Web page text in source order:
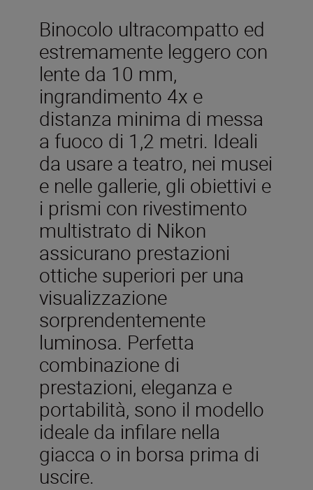
Binocolo ultracompatto ed
estremamente leggero con
lente da 10 mm,
ingrandimento 4x e
distanza minima di messa
a fuoco di 1,2 metri. Ideali
da usare a teatro, nei musei
e nelle gallerie, gli obiettivi e
i prismi con rivestimento
multistrato di Nikon
assicurano prestazioni
ottiche superiori per una
visualizzazione
sorprendentemente
luminosa. Perfetta
combinazione di
prestazioni, eleganza e
portabilità, sono il modello
ideale da infilare nella
giacca o in borsa prima di
uscire.